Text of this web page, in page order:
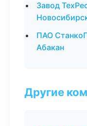
Завод
ПАО
Абакан
Другие